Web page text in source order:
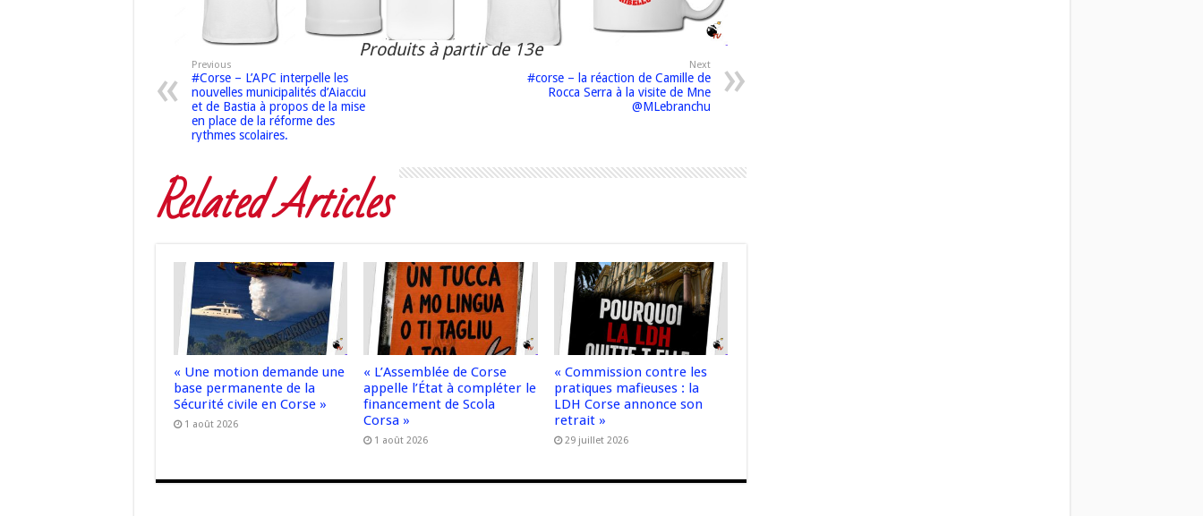
Produits à partir de 13e
Previous
#Corse – L’APC interpelle les
nouvelles municipalités d’Aiacciu
et de Bastia à propos de la mise
en place de la réforme des
rythmes scolaires.
Next
#corse – la réaction de Camille de
Rocca Serra à la visite de Mne
@MLebranchu
Related Articles
« Une motion demande une
base permanente de la
Sécurité civile en Corse »
1 août 2026
« L’Assemblée de Corse
appelle l’État à compléter le
financement de Scola
Corsa »
1 août 2026
« Commission contre les
pratiques mafieuses : la
LDH Corse annonce son
retrait »
29 juillet 2026